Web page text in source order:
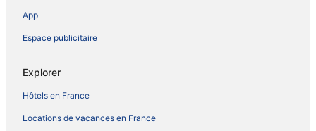
App
Espace publicitaire
Explorer
Hôtels en France
Locations de vacances en France